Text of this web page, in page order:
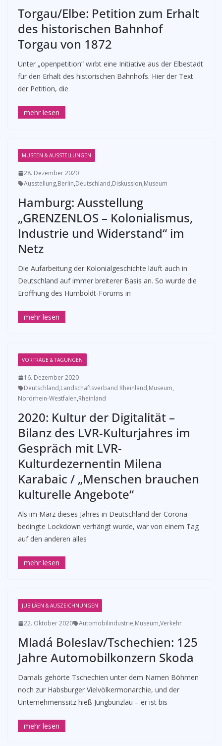
Torgau/Elbe: Petition zum Erhalt
des historischen Bahnhof
Torgau von 1872
Unter „openpetition“ wirbt eine Initiative aus der Elbestadt
für den Erhalt des historischen Bahnhofs. Hier der Text
der Petition, die
MUSEEN & AUSSTELLUNGEN
28. Dezember 2020
Ausstellung,Berlin,Deutschland,Diskussion,Museum
Hamburg: Ausstellung
„GRENZENLOS – Kolonialismus,
Industrie und Widerstand“ im
Netz
Die Aufarbeitung der Kolonialgeschichte läuft auch in
Deutschland auf immer breiterer Basis an. So wurde die
Eröffnung des Humboldt-Forums in
VORTRÄGE & TAGUNGEN
16. Dezember 2020
Deutschland,Landschaftsverband Rheinland,Museum,
Nordrhein-Westfalen,Rheinland
2020: Kultur der Digitalität –
Bilanz des LVR-Kulturjahres im
Gespräch mit LVR-
Kulturdezernentin Milena
Karabaic / „Menschen brauchen
kulturelle Angebote“
Als im März dieses Jahres in Deutschland der Corona-
bedingte Lockdown verhängt wurde, war von einem Tag
auf den anderen alles
JUBILÄEN & AUSZEICHNUNGEN
22. Oktober 2020 Automobilindustrie,Museum,Verkehr
Mladá Boleslav/Tschechien: 125
Jahre Automobilkonzern Skoda
Damals gehörte Tschechien unter dem Namen Böhmen
noch zur Habsburger Vielvölkermonarchie, und der
Unternehmenssitz hieß Jungbunzlau – er ist bis